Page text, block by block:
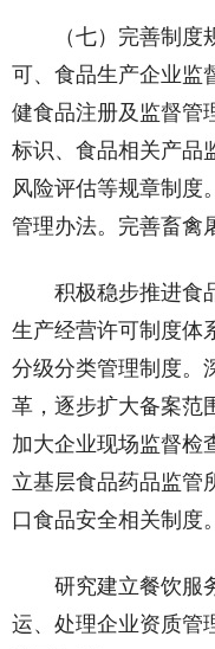
（七）完善制
可、食品生产企业监
健食品注册及监督管
标识、食品相关产品
风险评估等规章制度
管理办法。完善畜禽
积极稳步推进食
生产经营许可制度体
分级分类管理制度。
革，逐步扩大备案范
加大企业现场监督检
立基层食品药品监管
口食品安全相关制度。
研究建立餐饮服
运、处理企业资质管